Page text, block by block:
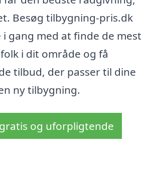
Besøg tilbygning-pris.dk
gang med at finde de mest
i dit område og få
tilbud, der passer til dine
ny tilbygning.
og uforpligtende